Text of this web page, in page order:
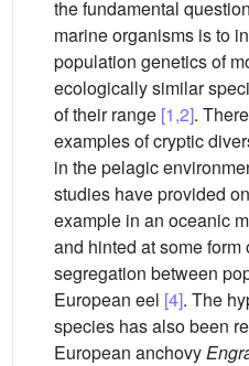
the fundamental
marine organisms is to
population genetics of
ecologically similar
of their range [1,2].
examples of cryptic
in the pelagic
studies have provided
example in an oceanic
and hinted at some form
segregation between
European eel [4]. The
species has also been
European anchovy